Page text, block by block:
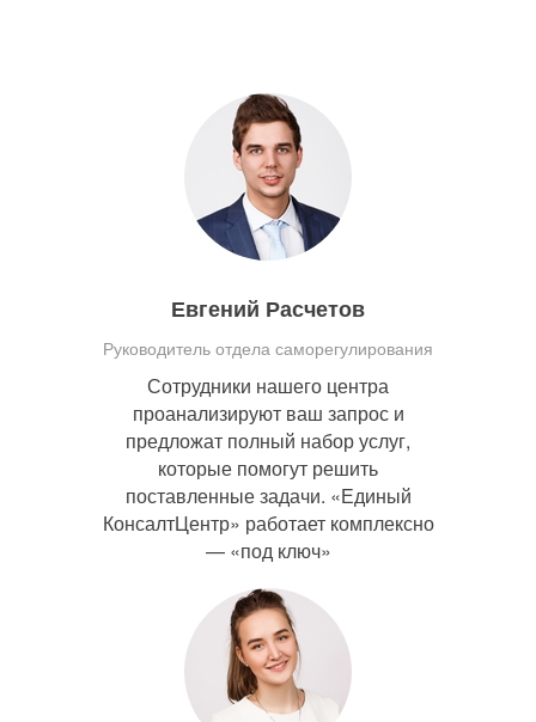
Евгений Расчетов
Руководитель отдела саморегулирования
Сотрудники нашего центра
проанализируют ваш запрос и
предложат полный набор услуг,
которые помогут решить
поставленные задачи. «Единый
КонсалтЦентр» работает комплексно
— «под ключ»